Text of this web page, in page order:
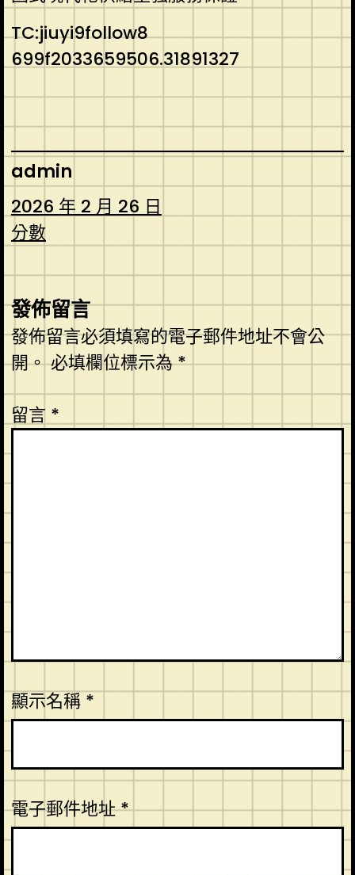
TC:jiuyi9follow8
699f2033659506.31891327
admin
2026 年 2 月 26 日
分數
發佈留言
發佈留言必須填寫的電子郵件地址不會公
開。必填欄位標示為*
留言 *
顯示名稱 *
電子郵件地址*